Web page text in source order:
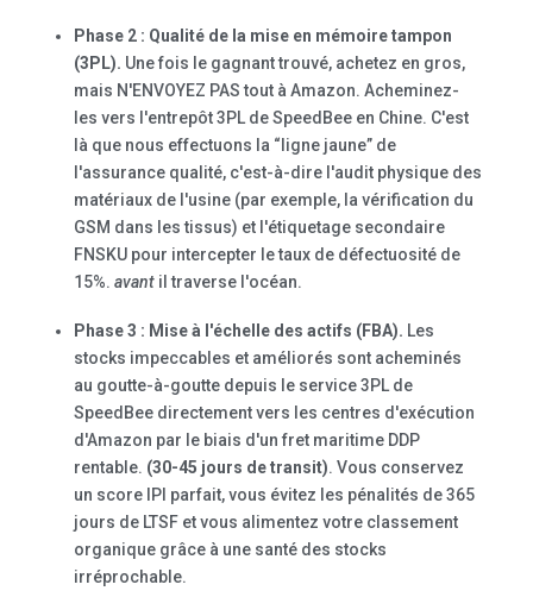
Phase 2 : Qualité de la mise en mémoire tampon
(3PL). Une fois le gagnant trouvé, achetez en gros,
mais N'ENVOYEZ PAS tout à Amazon. Acheminez-
les vers l'entrepôt 3PL de SpeedBee en Chine. C'est
là que nous effectuons la “ligne jaune” de
l'assurance qualité, c'est-à-dire l'audit physique des
matériaux de l'usine (par exemple, la vérification du
GSM dans les tissus) et l'étiquetage secondaire
FNSKU pour intercepter le taux de défectuosité de
15%.avant il traverse l'océan.
Phase 3 : Mise à l'échelle des actifs (FBA). Les
stocks impeccables et améliorés sont acheminés
au goutte-à-goutte depuis le service 3PL de
SpeedBee directement vers les centres d'exécution
d'Amazon par le biais d'un fret maritime DDP
rentable. (30-45 jours de transit). Vous conservez
un score IPI parfait, vous évitez les pénalités de 365
jours de LTSF et vous alimentez votre classement
organique grâce à une santé des stocks
irréprochable.